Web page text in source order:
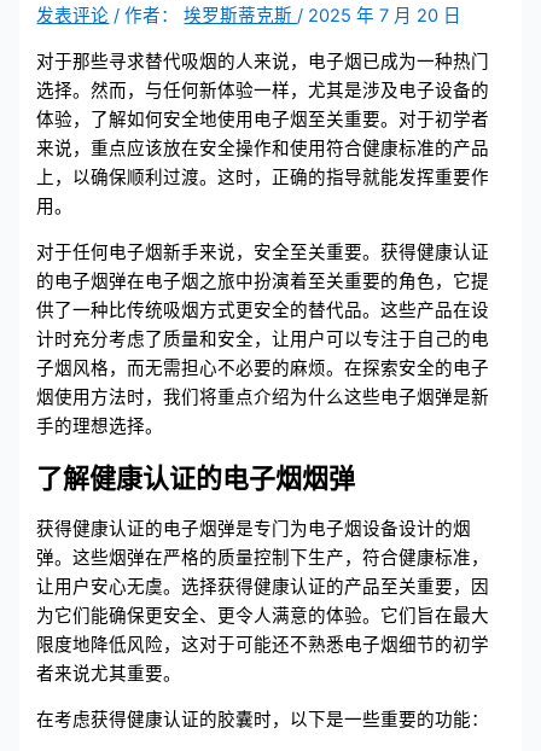
发表评论 / 作者： 埃罗斯蒂克斯/ 2025 年 7 月 20 日
对于那些寻求替代吸烟的人来说，电子烟已成为一种热门
选择。然而，与任何新体验一样，尤其是涉及电子设备的
体验，了解如何安全地使用电子烟至关重要。对于初学者
来说，重点应该放在安全操作和使用符合健康标准的产品
上，以确保顺利过渡。这时，正确的指导就能发挥重要作
用。
对于任何电子烟新手来说，安全至关重要。获得健康认证
的电子烟弹在电子烟之旅中扮演着至关重要的角色，它提
供了一种比传统吸烟方式更安全的替代品。这些产品在设
计时充分考虑了质量和安全，让用户可以专注于自己的电
子烟风格，而无需担心不必要的麻烦。在探索安全的电子
烟使用方法时，我们将重点介绍为什么这些电子烟弹是新
手的理想选择。
了解健康认证的电子烟烟弹
获得健康认证的电子烟弹是专门为电子烟设备设计的烟
弹。这些烟弹在严格的质量控制下生产，符合健康标准，
让用户安心无虞。选择获得健康认证的产品至关重要，因
为它们能确保更安全、更令人满意的体验。它们旨在最大
限度地降低风险，这对于可能还不熟悉电子烟细节的初学
者来说尤其重要。
在考虑获得健康认证的胶囊时，以下是一些重要的功能：